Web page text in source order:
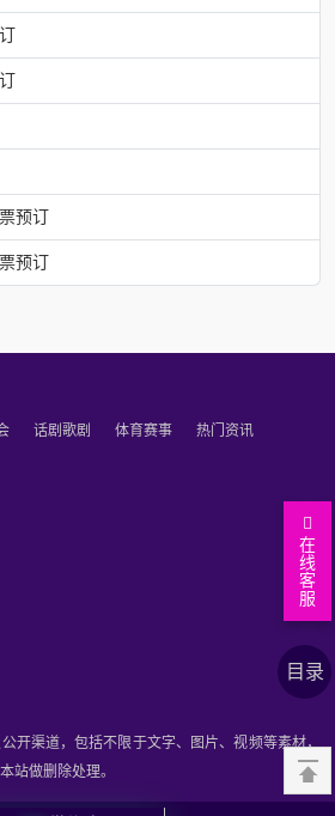
目录
返
回
顶
查
看
案
上
问
题
关
推
预订
预订
话剧歌剧 体育赛事
热门资讯
在
线
客
服
开渠道，包括不限于文字、图片、视频等素材，
站做删除处理。
号-1